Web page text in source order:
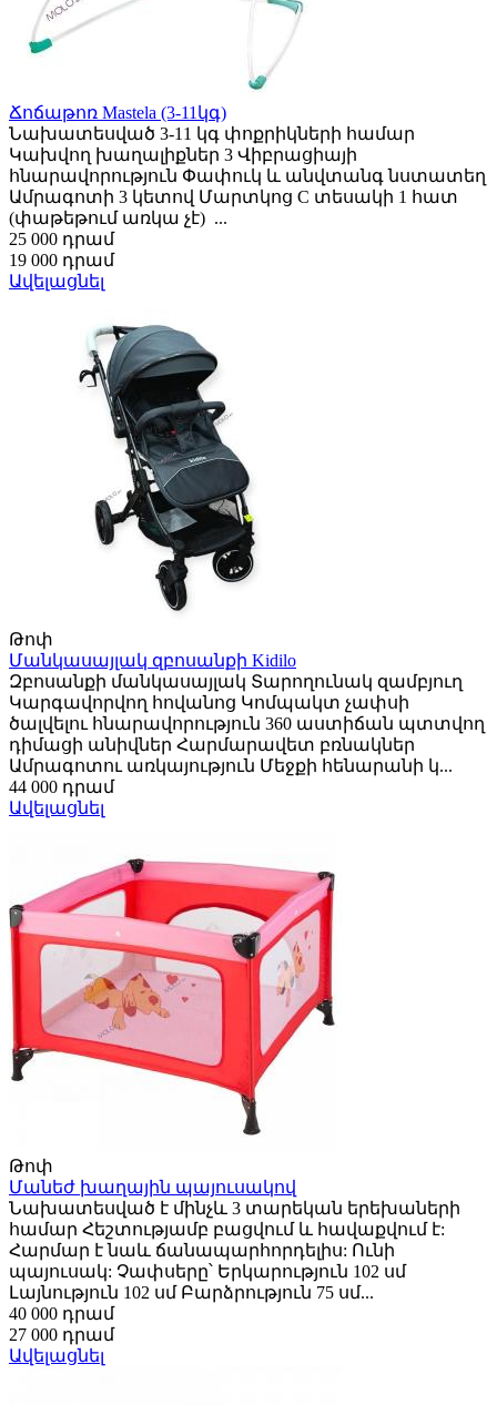
Ճոճաթոռ Mastela (3-11կգ)
Նախատեսված 3-11 կգ փոքրիկների համար
Կախվող խաղալիքներ 3 Վիբրացիայի
հնարավորություն Փափուկ և անվտանգ նստատեղ
Ամրագոտի 3 կետով Մարտկոց C տեսակի 1 հատ
(փաթեթում առկա չէ) ...
25 000 դրամ
19 000 դրամ
Ավելացնել
Թոփ
Մանկասայլակ զբոսանքի Kidilo
Զբոսանքի մանկասայլակ Տարողունակ զամբյուղ
Կարգավորվող հովանոց Կոմպակտ չափսի
ծալվելու հնարավորություն 360 աստիճան պտտվող
դիմացի անիվներ Հարմարավետ բռնակներ
Ամրագոտու առկայություն Մեջքի հենարանի կ...
44 000 դրամ
Ավելացնել
Թոփ
Մանեժ խաղային պայուսակով
Նախատեսված է մինչև 3 տարեկան երեխաների
համար Հեշտությամբ բացվում և հավաքվում է:
Հարմար է նաև ճանապարհորդելիս: Ունի
պայուսակ: Չափսերը՝ Երկարություն 102 սմ
Լայնություն 102 սմ Բարձրություն 75 սմ...
40 000 դրամ
27 000 դրամ
Ավելացնել